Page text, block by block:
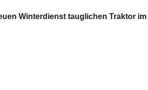
Winterdienst tauglichen Traktor im